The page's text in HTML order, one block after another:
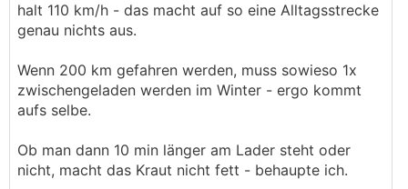
halt 110 km/h - das macht auf so eine Alltagsstrecke
genau nichts aus.
Wenn 200 km gefahren werden, muss sowieso 1x
zwischengeladen werden im Winter - ergo kommt
aufs selbe.
Ob man dann 10 min länger am Lader steht oder
nicht, macht das Kraut nicht fett - behaupte ich.